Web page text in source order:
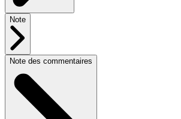
Note
Note des commentaires